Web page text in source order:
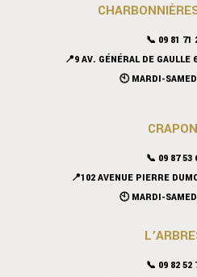
📞 09 81 71
📍9 AV. GÉNÉRAL DE GAULLE
🕙 MARDI-
📞 09 87 53
📍102 AVENUE PIERRE
🕙 MARDI-
📞 09 82 52